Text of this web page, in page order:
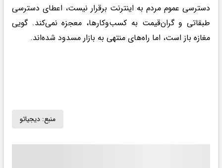
دسترسی عموم مردم به اینترنت برقرار نیست، اعطای دسترسی
طبقاتی و گران‌قیمت به کسب‌وکارها، معجزه نمی‌کند. گویی
مغازه باز است، اما راه‌های منتهی به بازار مسدود شده‌اند.
منبع: دیجیاتو